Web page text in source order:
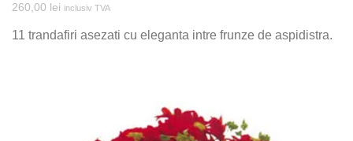
260,00 lei inclusiv TVA
11 trandafiri asezati cu eleganta intre frunze de aspidistra.